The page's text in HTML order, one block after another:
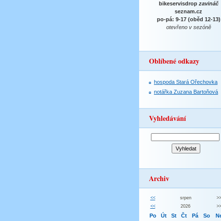
bikeservisdrop zavináč
seznam.cz
po-pá: 9-17 (oběd 12-13)
otevřeno v sezóně
Oblíbené odkazy
hospoda Stará Ořechovka
notářka Zuzana Bartoňová
Vyhledávání
Archiv
<< srpen
>>
<<
2026 >>
Po Út St Čt Pá So